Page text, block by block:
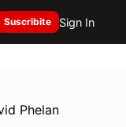
Suscribite Sign In
Phelan